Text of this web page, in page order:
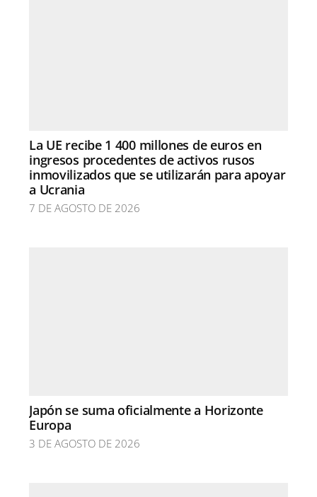
La UE recibe 1 400 millones de euros en
ingresos procedentes de activos rusos
inmovilizados que se utilizarán para apoyar
a Ucrania
7 DE AGOSTO DE 2026
Japón se suma oficialmente a Horizonte
Europa
3 DE AGOSTO DE 2026